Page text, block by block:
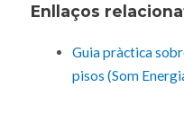
Enllaços
Guia pràctica
pisos (Som